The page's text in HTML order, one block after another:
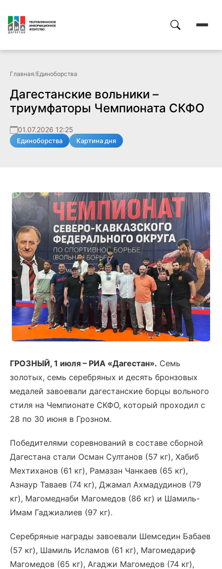
Главная/Единоборства
Дагестанские вольники –
триумфаторы Чемпионата СКФО
01.07.2026 12:25
Единоборства Картина дня
ГРОЗНЫЙ, 1 июля – РИА «Дагестан». Семь
золотых, семь серебряных и десять бронзовых
медалей завоевали дагестанские борцы вольного
стиля на Чемпионате СКФО, который проходил с
28 по 30 июня в Грозном.
Победителями соревнований в составе сборной
Дагестана стали Осман Султанов (57 кг), Хабиб
Мехтиханов (61 кг), Рамазан Чанкаев (65 кг),
Азнаур Таваев (74 кг), Джамал Ахмадудинов (79
кг), Магомеднаби Магомедов (86 кг) и Шамиль-
Имам Гаджиалиев (97 кг).
Серебряные награды завоевали Шемседин Бабаев
(57 кг), Шамиль Исламов (61 кг), Магомедариф
Магомедов (65 кг), Агаджи Магомедов (74 кг),